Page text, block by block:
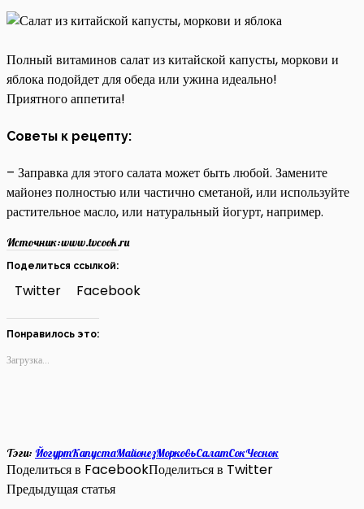
Полный витаминов салат из китайской капусты, моркови и
яблока подойдет для обеда или ужина идеально!
Приятного аппетита!
Советы к рецепту:
– Заправка для этого салата может быть любой. Замените
майонез полностью или частично сметаной, или используйте
растительное масло, или натуральный йогурт, например.
Источник:www.tvcook.ru
Поделиться ссылкой:
Twitter Facebook
Понравилось это:
Загрузка...
Тэги: ЙогуртКапустаМайонезМорковьСалатСокЧеснок
Поделиться в FacebookПоделиться в Twitter
Предыдущая статья